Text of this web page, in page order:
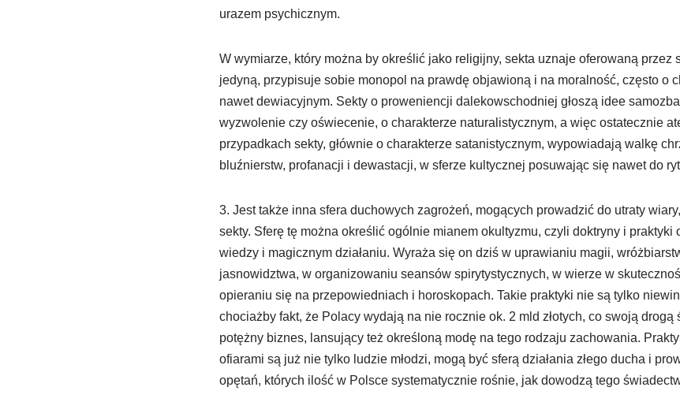
urazem psychicznym.
W wymiarze, który można by określić jako religijny, sekta uznaje oferowaną przez
jedyną, przypisuje sobie monopol na prawdę objawioną i na moralność, często o
nawet dewiacyjnym. Sekty o proweniencji dalekowschodniej głoszą idee
wyzwolenie czy oświecenie, o charakterze naturalistycznym, a więc ostatecznie
przypadkach sekty, głównie o charakterze satanistycznym, wypowiadają walkę
bluźnierstw, profanacji i dewastacji, w sferze kultycznej posuwając się nawet do
3. Jest także inna sfera duchowych zagrożeń, mogących prowadzić do utraty
sekty. Sferę tę można określić ogólnie mianem okultyzmu, czyli doktryny i praktyki
wiedzy i magicznym działaniu. Wyraża się on dziś w uprawianiu magii,
jasnowidztwa, w organizowaniu seansów spirytystycznych, w wierze w
opieraniu się na przepowiedniach i horoskopach. Takie praktyki nie są tylko
chociażby fakt, że Polacy wydają na nie rocznie ok. 2 mld złotych, co swoją drogą
potężny biznes, lansujący też określoną modę na tego rodzaju zachowania.
ofiarami są już nie tylko ludzie młodzi, mogą być sferą działania złego ducha i
opętań, których ilość w Polsce systematycznie rośnie, jak dowodzą tego